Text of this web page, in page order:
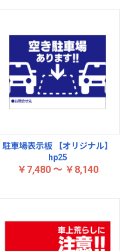
駐車場表示板 【オリジナル】
hp25
￥7,480 ～ ￥8,140